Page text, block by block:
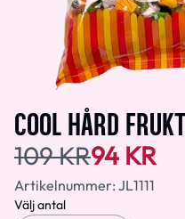
COOL HÅRD
109 KR94 KR
Artikelnummer: JL1111
Välj antal